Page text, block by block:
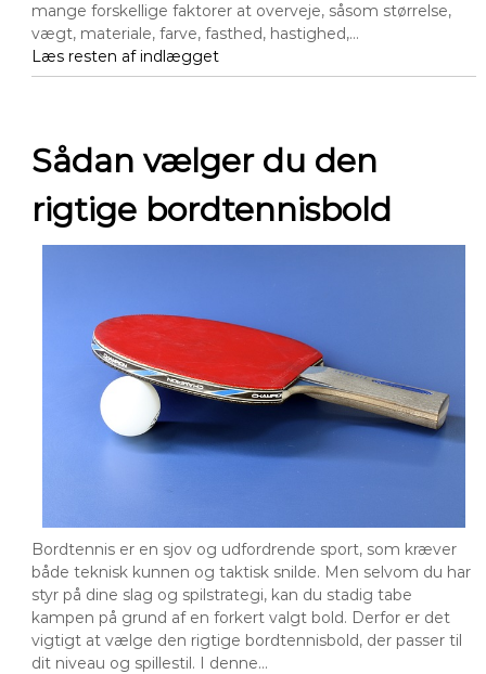
mange forskellige faktorer at overveje, såsom størrelse,
vægt, materiale, farve, fasthed, hastighed,…
Læs resten af indlægget
Sådan vælger du den
rigtige bordtennisbold
Bordtennis er en sjov og udfordrende sport, som kræver
både teknisk kunnen og taktisk snilde. Men selvom du har
styr på dine slag og spilstrategi, kan du stadig tabe
kampen på grund af en forkert valgt bold. Derfor er det
vigtigt at vælge den rigtige bordtennisbold, der passer til
dit niveau og spillestil. I denne…